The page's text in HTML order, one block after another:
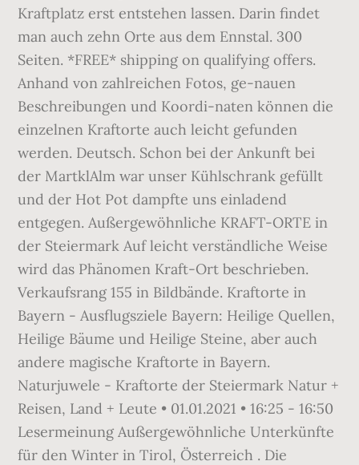
Kraftplatz erst entstehen lassen. Darin findet
man auch zehn Orte aus dem Ennstal. 300
Seiten. *FREE* shipping on qualifying offers.
Anhand von zahlreichen Fotos, ge-nauen
Beschreibungen und Koordi-naten können die
einzelnen Kraftorte auch leicht gefunden
werden. Deutsch. Schon bei der Ankunft bei
der MartklAlm war unser Kühlschrank gefüllt
und der Hot Pot dampfte uns einladend
entgegen. Außergewöhnliche KRAFT-ORTE in
der Steiermark Auf leicht verständliche Weise
wird das Phänomen Kraft-Ort beschrieben.
Verkaufsrang 155 in Bildbände. Kraftorte in
Bayern - Ausflugsziele Bayern: Heilige Quellen,
Heilige Bäume und Heilige Steine, aber auch
andere magische Kraftorte in Bayern.
Naturjuwele - Kraftorte der Steiermark Natur +
Reisen, Land + Leute • 01.01.2021 • 16:25 - 16:50
Lesermeinung Außergewöhnliche Unterkünfte
für den Winter in Tirol, Österreich . Die